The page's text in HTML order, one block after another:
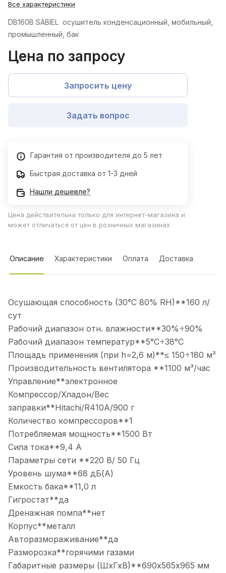
Все характеристики
DB160B SABIEL осушитель конденсационный, мобильный,
промышленный, бак
Цена по запросу
Запросить цену
Задать вопрос
Гарантия от производителя до 5 лет
Быстрая доставка от 1-3 дней
Нашли дешевле?
Цена действительна только для интернет-магазина и
может отличаться от цен в розничных магазинах
Описание Характеристики Оплата Доставка
Осушающая способность (30°С 80% RH)**160 л/
сут
Рабочий диапазон отн. влажности**30%÷90%
Рабочий диапазон температур**5°С÷38°С
Площадь применения (при h=2,6 м)**≤ 150÷180 м²
Производительность вентилятора **1100 м³/час
Управление**электронное
Компрессор/Хладон/Вес
заправки**Hitachi/R410А/900 г
Количество компрессоров**1
Потребляемая мощность**1500 Вт
Сила тока**9,4 А
Параметры сети **220 В/ 50 Гц
Уровень шума**68 дБ(А)
Емкость бака**11,0 л
Гигростат**да
Дренажная помпа**нет
Корпус**металл
Авторазмораживание**да
Разморозка**горячими газами
Габаритные размеры (ШхГхВ)**690х565х965 мм